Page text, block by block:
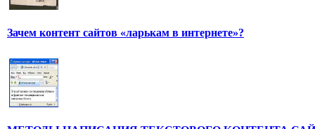
Зачем контент сайтов «ларькам в интернете»?